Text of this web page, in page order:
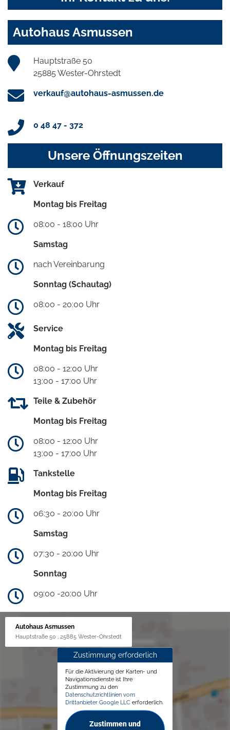
Autohaus Asmussen
Hauptstraße 50
25885 Wester-Ohrstedt
verkauf@autohaus-asmussen.de
0 48 47 - 372
Unsere Öffnungszeiten
Verkauf
Montag bis Freitag
08:00 - 18:00 Uhr
Samstag
nach Vereinbarung
Sonntag (Schautag)
08:00 - 20:00 Uhr
Service
Montag bis Freitag
08:00 - 12:00 Uhr
13:00 - 17:00 Uhr
Teile & Zubehör
Montag bis Freitag
08:00 - 12:00 Uhr
13:00 - 17:00 Uhr
Tankstelle
Montag bis Freitag
06:30 - 20:00 Uhr
Samstag
07:30 - 20:00 Uhr
Sonntag
09:00 -20:00 Uhr
Autohaus Asmussen
Hauptstraße 50 , 25885 Wester-Ohrstedt
Zustimmung erforderlich
Für die Aktivierung der Karten- und
Navigationsdienste ist Ihre
Zustimmung zu den
Datenschutzrichtlinien vom
Drittanbieter Google LLC erforderlich.
Zustimmen und